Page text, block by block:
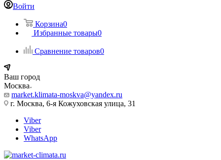
Войти
Корзина0
Избранные товары0
Сравнение товаров0
Ваш город
Москва
market.klimata-moskva@yandex.ru
г. Москва, 6-я Кожуховская улица, 31
Viber
Viber
WhatsApp